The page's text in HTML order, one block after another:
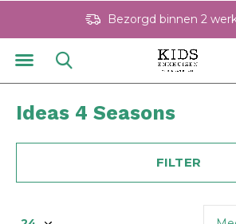
Bezorgd binnen 2
Ideas 4 Seasons
FILTER